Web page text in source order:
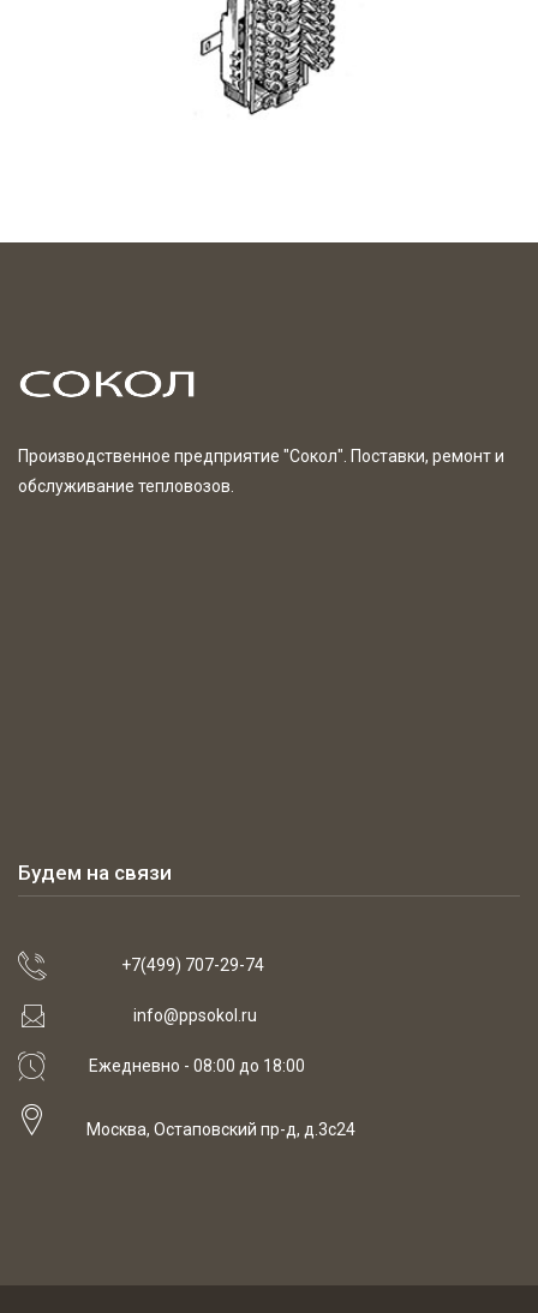
Производственное предприятие "Сокол". Поставки, ремонт и
обслуживание тепловозов.
Будем на связи
+7(499) 707-29-74
info@ppsokol.ru
Ежедневно - 08:00 до 18:00
Москва, Остаповский пр-д, д.3с24